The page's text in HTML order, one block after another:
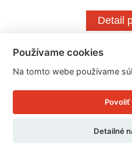
Detail
Používame cookies
Na tomto webe používame
Povoliť
Detailné